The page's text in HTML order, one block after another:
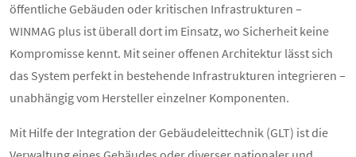
öffentliche Gebäuden oder kritischen Infrastrukturen –
WINMAG plus ist überall dort im Einsatz, wo Sicherheit keine
Kompromisse kennt. Mit seiner offenen Architektur lässt sich
das System perfekt in bestehende Infrastrukturen integrieren –
unabhängig vom Hersteller einzelner Komponenten.
Mit Hilfe der Integration der Gebäudeleittechnik (GLT) ist die